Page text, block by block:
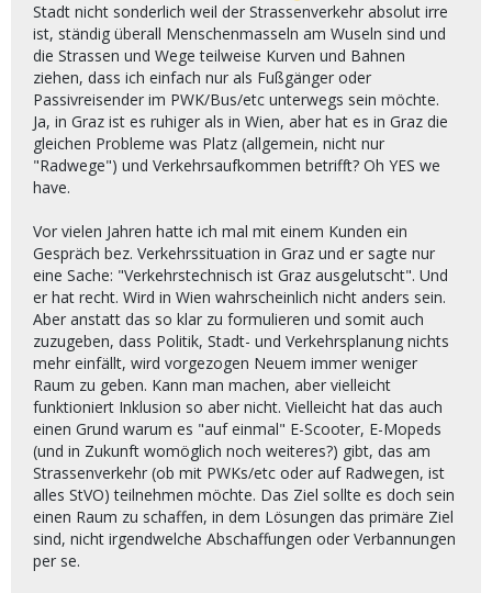
Stadt nicht sonderlich weil der Strassenverkehr absolut irre
ist, ständig überall Menschenmasseln am Wuseln sind und
die Strassen und Wege teilweise Kurven und Bahnen
ziehen, dass ich einfach nur als Fußgänger oder
Passivreisender im PWK/Bus/etc unterwegs sein möchte.
Ja, in Graz ist es ruhiger als in Wien, aber hat es in Graz die
gleichen Probleme was Platz (allgemein, nicht nur
"Radwege") und Verkehrsaufkommen betrifft? Oh YES we
have.
Vor vielen Jahren hatte ich mal mit einem Kunden ein
Gespräch bez. Verkehrssituation in Graz und er sagte nur
eine Sache: "Verkehrstechnisch ist Graz ausgelutscht". Und
er hat recht. Wird in Wien wahrscheinlich nicht anders sein.
Aber anstatt das so klar zu formulieren und somit auch
zuzugeben, dass Politik, Stadt- und Verkehrsplanung nichts
mehr einfällt, wird vorgezogen Neuem immer weniger
Raum zu geben. Kann man machen, aber vielleicht
funktioniert Inklusion so aber nicht. Vielleicht hat das auch
einen Grund warum es "auf einmal" E-Scooter, E-Mopeds
(und in Zukunft womöglich noch weiteres?) gibt, das am
Strassenverkehr (ob mit PWKs/etc oder auf Radwegen, ist
alles StVO) teilnehmen möchte. Das Ziel sollte es doch sein
einen Raum zu schaffen, in dem Lösungen das primäre Ziel
sind, nicht irgendwelche Abschaffungen oder Verbannungen
per se.